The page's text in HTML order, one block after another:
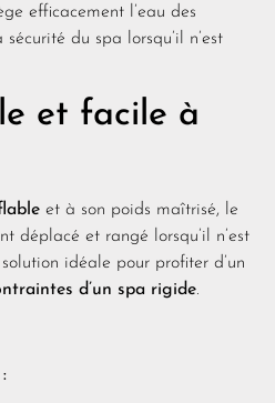
efficacement l’eau des
du spa lorsqu’il n’est
et facile à
et à son poids maîtrisé, le
déplacé et rangé lorsqu’il n’est
idéale pour profiter d’un
d’un spa rigide.